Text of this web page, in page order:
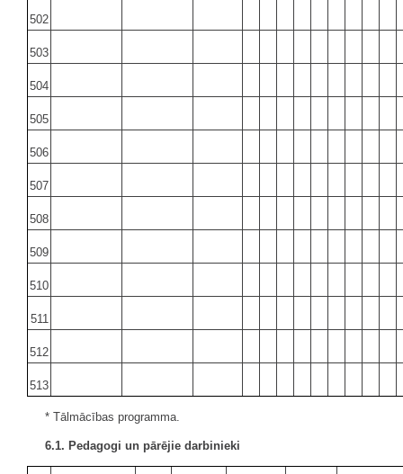
502
503
504
505
506
507
508
509
510
511
512
513
* Tālmācības programma.
6.1. Pedagogi un pārējie darbinieki